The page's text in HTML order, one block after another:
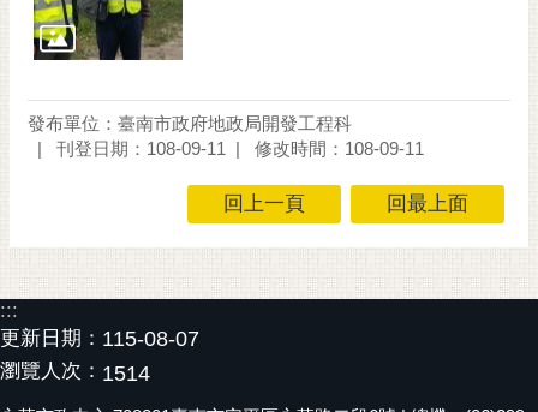
發布單位：臺南市政府地政局開發工程科
刊登日期：108-09-11
修改時間：108-09-11
回上一頁 回最上面
:::
更新日期： 115-08-07
瀏覽人次： 1514